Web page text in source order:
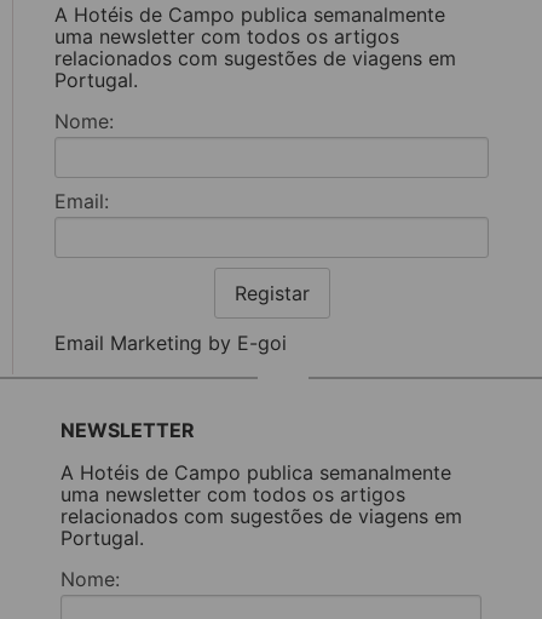
A Hotéis de Campo publica semanalmente
uma newsletter com todos os artigos
relacionados com sugestões de viagens em
Portugal.
Nome:
Email:
Registar
Email Marketing by E-goi
NEWSLETTER
A Hotéis de Campo publica semanalmente
uma newsletter com todos os artigos
relacionados com sugestões de viagens em
Portugal.
Nome: